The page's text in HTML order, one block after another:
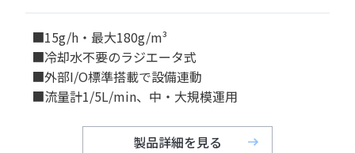
■15g/h・最大180g/m³
■冷却水不要のラジエータ式
■外部I/O標準搭載で設備連動
■流量計1/5L/min、中・大規模運用
製品詳細を見る